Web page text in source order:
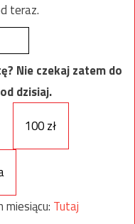
teraz.
Nie czekaj zatem do
dzisiaj.
100 zł
Tutaj